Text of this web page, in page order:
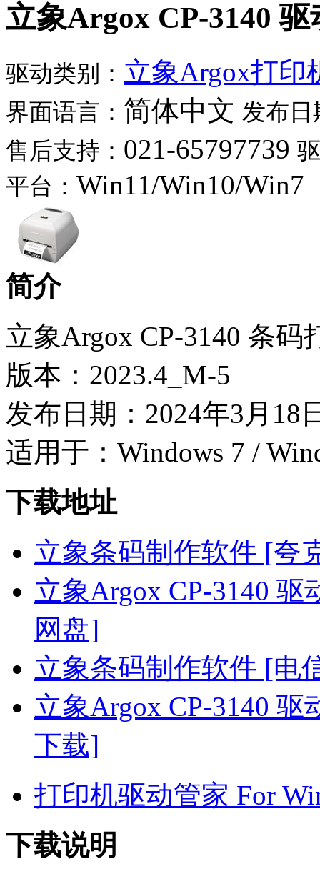
立象Argox CP-3140 驱
驱动类别： 立象Argox打印
界面语言： 简体中文 发布日
售后支持： 021-65797739
平台： Win11/Win10/Win7
简介
立象Argox CP-3140 条码
版本：2023.4_M-5
发布日期：2024年3月18
适用于：Windows 7 /
下载地址
立象条码制作软件 [夸
立象Argox CP-3140 驱
网盘]
立象条码制作软件 [电
立象Argox CP-3140 驱
下载]
打印机驱动管家 For
下载说明